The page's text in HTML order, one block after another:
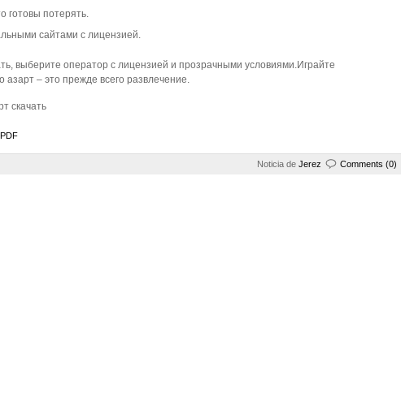
готовы потерять.
сайтами с лицензией.
выберите оператор с лицензией и прозрачными условиями.Играйте
азарт – это прежде всего развлечение.
скачать
Noticia de Jerez Comments (0)